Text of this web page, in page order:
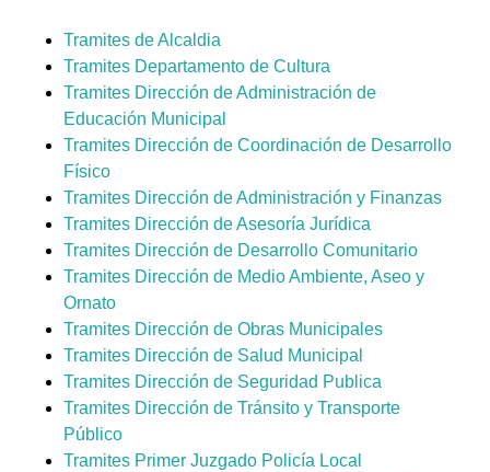
Tramites de Alcaldia
Tramites Departamento de Cultura
Tramites Dirección de Administración de
Educación Municipal
Tramites Dirección de Coordinación de Desarrollo
Físico
Tramites Dirección de Administración y Finanzas
Tramites Dirección de Asesoría Jurídica
Tramites Dirección de Desarrollo Comunitario
Tramites Dirección de Medio Ambiente, Aseo y
Ornato
Tramites Dirección de Obras Municipales
Tramites Dirección de Salud Municipal
Tramites Dirección de Seguridad Publica
Tramites Dirección de Tránsito y Transporte
Público
Tramites Primer Juzgado Policía Local